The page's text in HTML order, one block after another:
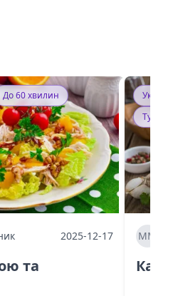
До 60 хвилин
2025-12-17
та
ММ